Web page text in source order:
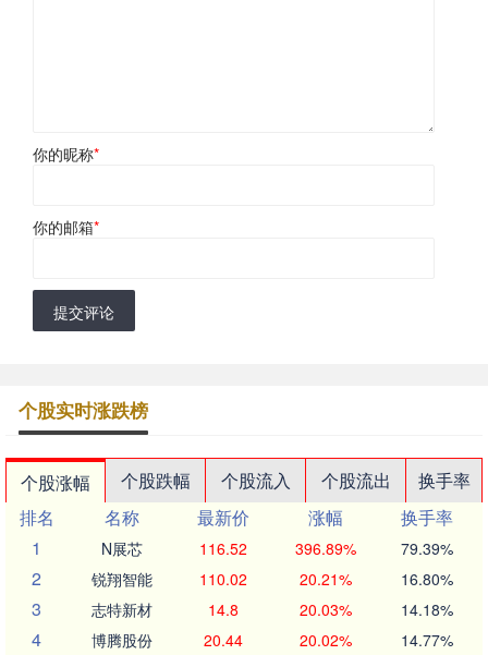
你的昵称*
你的邮箱*
提交评论
个股实时涨跌榜
个股涨幅 个股跌幅 个股流入 个股流出
换手率
排名
名称 最新价 涨幅
换手率
1
N展芯 116.52 396.89% 79.39%
2 锐翔智能 110.02 20.21% 16.80%
3 志特新材 14.8 20.03% 14.18%
4 博腾股份 20.44 20.02% 14.77%